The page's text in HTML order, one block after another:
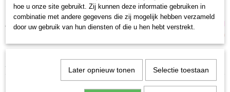
Inloggen Registreren
UW WINKELWAGEN
(0)
Home
hoe u onze site gebruikt. Zij kunnen deze informatie gebruiken in
combinatie met andere gegevens die zij mogelijk hebben verzameld
door uw gebruik van hun diensten of die u hen hebt verstrekt.
Later opnieuw tonen Selectie toestaan